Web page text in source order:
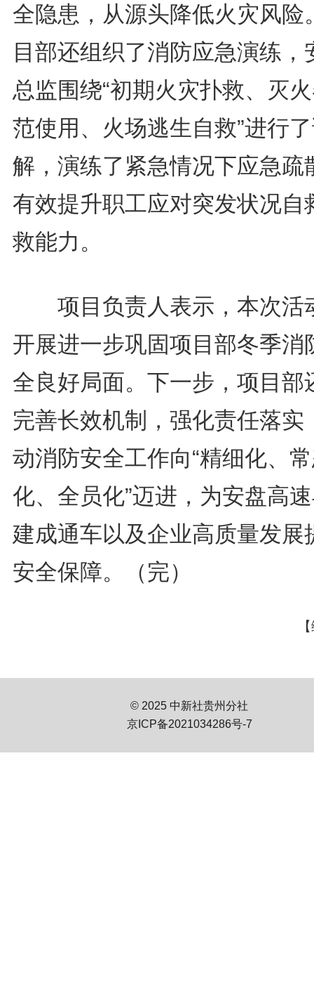
全隐患，从源头降低火灾风险
目部还组织了消防应急演练，
总监围绕“初期火灾扑救、灭
范使用、火场逃生自救”进行
解，演练了紧急情况下应急疏
有效提升职工应对突发状况自
救能力。
项目负责人表示，本次活
开展进一步巩固项目部冬季消
全良好局面。下一步，项目部
完善长效机制，强化责任落实
动消防安全工作向“精细化、
化、全员化”迈进，为安盘高
建成通车以及企业高质量发展
安全保障。（完）
© 2025 中新社贵州分社
京ICP备2021034286号-7